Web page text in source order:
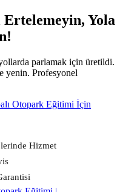
Yola
parlamak için üretildi.
yenin. Profesyonel
Otopark Eğitimi İçin
Hizmet